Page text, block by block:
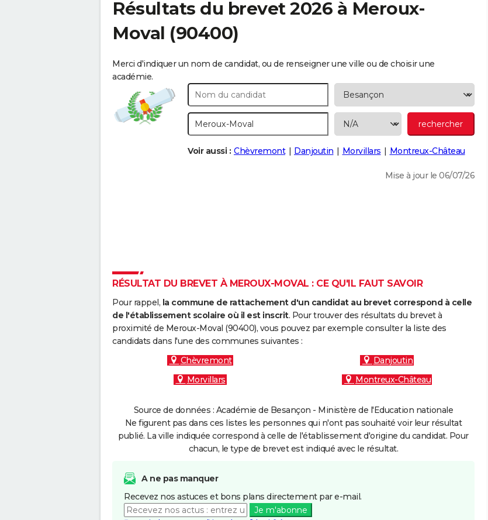
Résultats du brevet 2026 à Meroux-
Moval (90400)
Merci d'indiquer un nom de candidat, ou de renseigner une ville ou de choisir une
académie.
Voir aussi : Chèvremont Danjoutin Morvillars Montreux-Château
Mise à jour le 06/07/26
RÉSULTAT DU BREVET À MEROUX-MOVAL : CE QU'IL FAUT SAVOIR
Pour rappel, la commune de rattachement d'un candidat au brevet correspond à celle
de l'établissement scolaire où il est inscrit. Pour trouver des résultats du brevet à
proximité de Meroux-Moval (90400), vous pouvez par exemple consulter la liste des
candidats dans l'une des communes suivantes :
Chèvremont
Danjoutin
Morvillars
Montreux-Château
Source de données : Académie de Besançon - Ministère de l'Education nationale
Ne figurent pas dans ces listes les personnes qui n'ont pas souhaité voir leur résultat
publié. La ville indiquée correspond à celle de l'établissement d'origine du candidat. Pour
chacun, le type de brevet est indiqué avec le résultat.
A ne pas manquer
Recevez nos astuces et bons plans directement par e-mail.
Je m'abonne